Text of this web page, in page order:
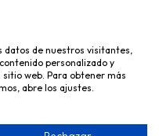
tus derechos de acceso,
datos de nuestros visitantes,
personalizado y
web. Para obtener más
abre los ajustes.